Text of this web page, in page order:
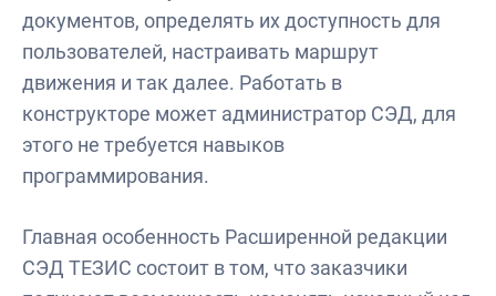
документов, определять их доступность для
пользователей, настраивать маршрут
движения и так далее. Работать в
конструкторе может администратор СЭД, для
этого не требуется навыков
программирования.
Главная особенность Расширенной редакции
СЭД ТЕЗИС состоит в том, что заказчики